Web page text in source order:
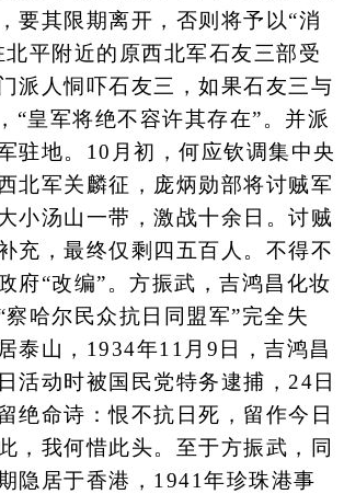
要其限期离开，否则将予以“消
北平附近的原西北军石友三部受
派人恫吓石友三，如果石友三与
“皇军将绝不容许其存在”。并派
驻地。10月初，何应钦调集中央
北军关麟征，庞炳勋部将讨贼军
小汤山一带，激战十余日。讨贼
充，最终仅剩四五百人。不得不
府“改编”。方振武，吉鸿昌化妆
哈尔民众抗日同盟军”完全失
泰山，1934年11月9日，吉鸿昌
活动时被国民党特务逮捕，24日
绝命诗：恨不抗日死，留作今日
，我何惜此头。至于方振武，同
隐居于香港，1941年珍珠港事